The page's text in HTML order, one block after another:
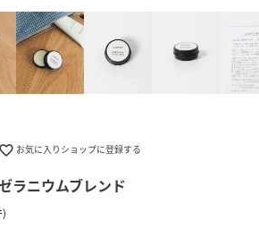
favorite_border お気に入りショップに登録する
ラニウムブレンド
)